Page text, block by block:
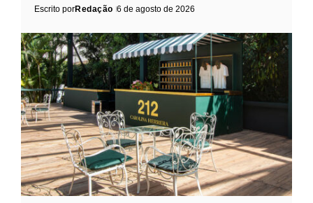
Escrito porRedação 6 de agosto de 2026